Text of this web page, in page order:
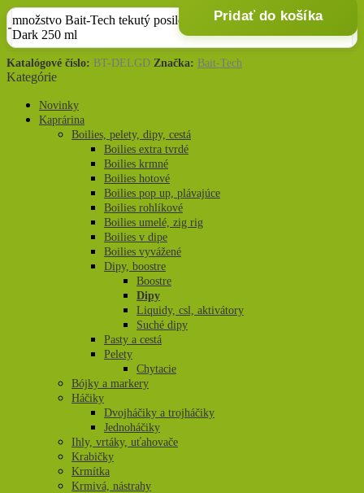
množstvo Bait-Tech tekutý posilovač Deluxe Special G
Dark 250 ml
Pridať do košíka
Katalógové číslo: BT-DELGD Značka: Bait-Tech
Kategórie
Novinky
Kaprárina
Boilies, pelety, dipy, cestá
Boilies extra tvrdé
Boilies krmné
Boilies hotové
Boilies pop up, plávajúce
Boilies rohlíkové
Boilies umelé, zig rig
Boilies v dipe
Boilies vyvážené
Dipy, boostre
Boostre
Dipy
Liquidy, csl, aktivátory
Suché dipy
Pasty a cestá
Pelety
Chytacie
Bójky a markery
Háčiky
Dvojháčiky a trojháčiky
Jednoháčiky
Ihly, vrtáky, uťahovače
Krabičky
Krmítka
Krmivá, nástrahy